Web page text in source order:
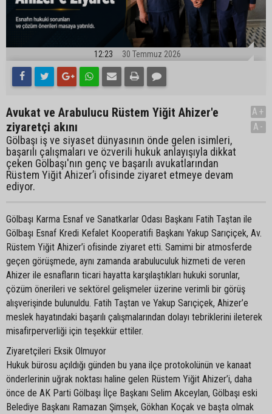
12:23 30 Temmuz 2026
Avukat ve Arabulucu Rüstem Yiğit Ahizer'e
ziyaretçi akını
Gölbaşı iş ve siyaset dünyasının önde gelen isimleri,
başarılı çalışmaları ve özverili hukuk anlayışıyla dikkat
çeken Gölbaşı'nın genç ve başarılı avukatlarından
Rüstem Yiğit Ahizer’i ofisinde ziyaret etmeye devam
ediyor.
A+
A-
Gölbaşı Karma Esnaf ve Sanatkarlar Odası Başkanı Fatih Taştan ile
Gölbaşı Esnaf Kredi Kefalet Kooperatifi Başkanı Yakup Sarıçiçek, Av.
Rüstem Yiğit Ahizer’i ofisinde ziyaret etti. Samimi bir atmosferde
geçen görüşmede, aynı zamanda arabuluculuk hizmeti de veren
Ahizer ile esnafların ticari hayatta karşılaştıkları hukuki sorunlar,
çözüm önerileri ve sektörel gelişmeler üzerine verimli bir görüş
alışverişinde bulunuldu. Fatih Taştan ve Yakup Sarıçiçek, Ahizer’e
meslek hayatındaki başarılı çalışmalarından dolayı tebriklerini ileterek
misafirperverliği için teşekkür ettiler.
Ziyaretçileri Eksik Olmuyor
Hukuk bürosu açıldığı günden bu yana ilçe protokolünün ve kanaat
önderlerinin uğrak noktası haline gelen Rüstem Yiğit Ahizer’i, daha
önce de AK Parti Gölbaşı İlçe Başkanı Selim Akceylan, Gölbaşı eski
Belediye Başkanı Ramazan Şimşek, Gökhan Koçak ve başta olmak